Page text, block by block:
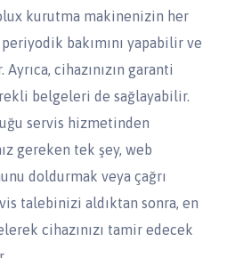
kurutma makinenizin her
bakımını yapabilir ve
cihazınızın garanti
belgeleri de sağlayabilir.
servis hizmetinden
gereken tek şey, web
doldurmak veya çağrı
talebinizi aldıktan sonra, en
cihazınızı tamir edecek